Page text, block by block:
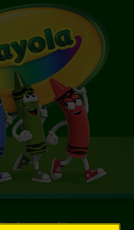
reservados.